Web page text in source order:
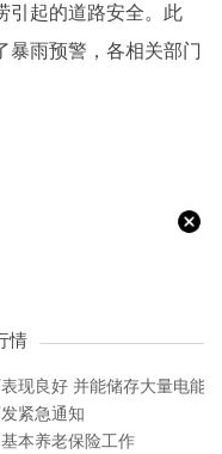
引起的道路安全。此
暴雨预警，各相关部门
情
现良好 并能储存大量电能
紧急通知
本养老保险工作